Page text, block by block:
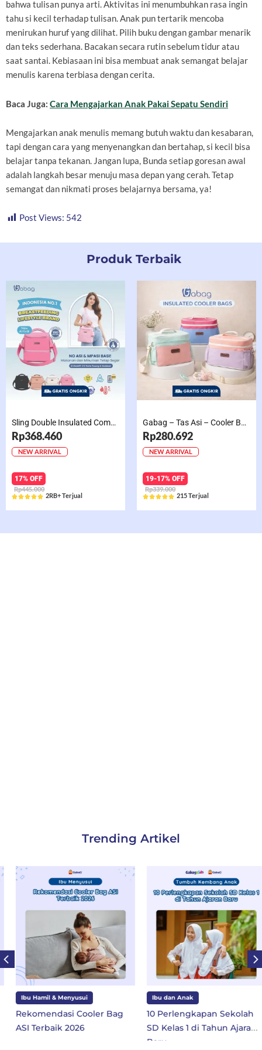
bahwa tulisan punya arti. Aktivitas ini menumbuhkan rasa ingin
tahu si kecil terhadap tulisan. Anak pun tertarik mencoba
menirukan huruf yang dilihat. Pilih buku dengan gambar menarik
dan teks sederhana. Bacakan secara rutin sebelum tidur atau
saat santai. Kebiasaan ini bisa membuat anak semangat belajar
menulis karena terbiasa dengan cerita.
Baca Juga: Cara Mengajarkan Anak Pakai Sepatu Sendiri
Mengajarkan anak menulis memang butuh waktu dan kesabaran,
tapi dengan cara yang menyenangkan dan bertahap, si kecil bisa
belajar tanpa tekanan. Jangan lupa, Bunda setiap goresan awal
adalah langkah besar menuju masa depan yang cerah. Tetap
semangat dan nikmati proses belajarnya bersama, ya!
Post Views: 542
Produk Terbaik
Sling Double Insulated Compartment Cappucino Black, Creamy, Salem, Chocolate
Rp368.460
NEW ARRIVAL
17% OFF
Rp445.000
 Rated
2RB+ Terjual
Gabag – Tas Asi – Cooler Bag Sling Single Compartment Mint Grape Bubble
Rp280.692
NEW ARRIVAL
19-17% OFF
Rp339.000
 Rated
215 Terjual
Trending Artikel
Ibu Hamil & Menyusui
Rekomendasi Cooler Bag
ASI Terbaik 2026
Ibu dan Anak
10 Perlengkapan Sekolah
SD Kelas 1 di Tahun Ajaran
Baru